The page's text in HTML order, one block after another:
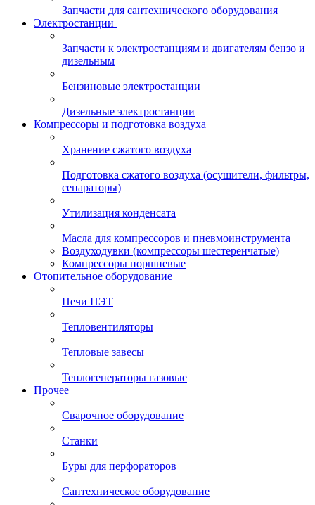
Запчасти для сантехнического оборудования
Электростанции
Запчасти к электростанциям и двигателям бензо и
дизельным
Бензиновые электростанции
Дизельные электростанции
Компрессоры и подготовка воздуха
Хранение сжатого воздуха
Подготовка сжатого воздуха (осушители, фильтры,
сепараторы)
Утилизация конденсата
Масла для компрессоров и пневмоинструмента
Воздуходувки (компрессоры шестеренчатые)
Компрессоры поршневые
Отопительное оборудование
Печи ПЭТ
Тепловентиляторы
Тепловые завесы
Теплогенераторы газовые
Прочее
Сварочное оборудование
Станки
Буры для перфораторов
Сантехническое оборудование